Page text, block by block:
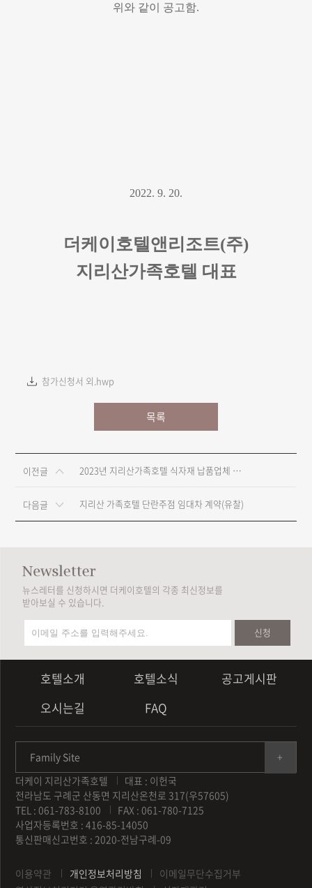
위와 같이 공고함.
2022. 9. 20.
더케이호텔앤리조트(주)
지리산가족호텔 대표
참가신청서 외.hwp
목록
이전글 2023년 지리산가족호텔 식자재 납품업체 선정 등록공고
다음글 지리산 가족호텔 단란주점 임대차 계약(유찰)
뉴스레터를 신청하시면 더케이호텔의 각종 최신정보를
받아보실 수 있습니다.
신청
호텔소개 호텔소식
공고게시판
오시는길
FAQ
Family Site
더케이 지리산가족호텔
대표 : 이헌국
전라남도 구례군 산동면 지리산온천로 317(우57605)
TEL : 061-783-8100
FAX : 061-780-7125
사업자등록번호 : 416-85-14050
통신판매신고번호 : 2020-전남구례-09
이용약관 개인정보처리방침
이메일무단수집거부